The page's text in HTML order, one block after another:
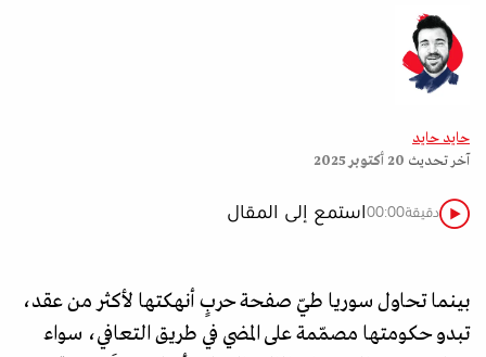
حايد حايد
آخر تحديث 20 أكتوبر 2025
استمع إلى المقال 00:00دقيقة
بينما تحاول سوريا طيّ صفحة حربٍ أنهكتها لأكثر من عقد،
تبدو حكومتها مصمّمة على المضي في طريق التعافي، سواء